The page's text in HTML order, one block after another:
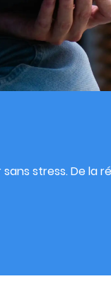
stress. De la